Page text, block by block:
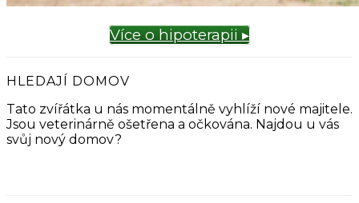
Více o hipoterapii ▸
HLEDAJÍ DOMOV
Tato zvířátka u nás momentálně vyhlíží nové majitele.
Jsou veterinárně ošetřena a očkována. Najdou u vás
svůj nový domov?